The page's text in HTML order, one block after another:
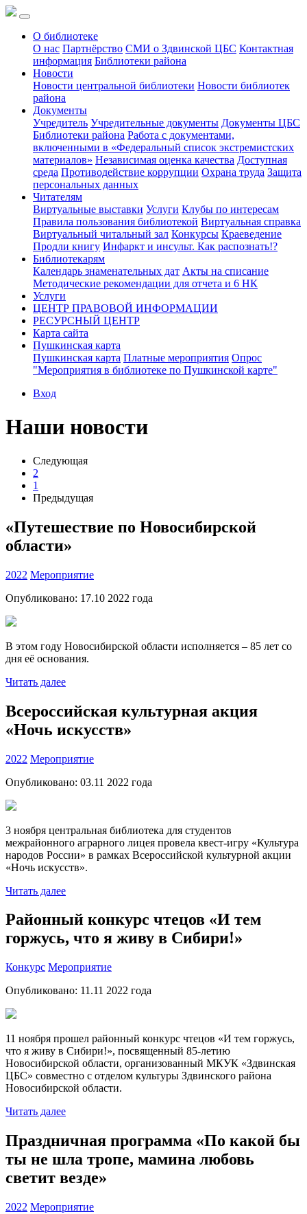
О библиотеке
О нас Партнёрство СМИ о Здвинской ЦБС Контактная
информация Библиотеки района
Новости
Новости центральной библиотеки Новости библиотек
района
Документы
Учредитель Учредительные документы Документы ЦБС
Библиотеки района Работа с документами,
включенными в «Федеральный список экстремистских
материалов» Независимая оценка качества Доступная
среда Противодействие коррупции Охрана труда Защита
персональных данных
Читателям
Виртуальные выставки Услуги Клубы по интересам
Правила пользования библиотекой Виртуальная справка
Виртуальный читальный зал Конкурсы Краеведение
Продли книгу Инфаркт и инсульт. Как распознать!?
Библиотекарям
Календарь знаменательных дат Акты на списание
Методические рекомендации для отчета и 6 НК
Услуги
ЦЕНТР ПРАВОВОЙ ИНФОРМАЦИИ
РЕСУРСНЫЙ ЦЕНТР
Карта сайта
Пушкинская карта
Пушкинская карта Платные мероприятия Опрос
"Мероприятия в библиотеке по Пушкинской карте"
Вход
Наши новости
Следующая
2
1
Предыдущая
«Путешествие по Новосибирской
области»
2022 Мероприятие
Опубликовано: 17.10 2022 года
В этом году Новосибирской области исполняется – 85 лет со
дня её основания.
Читать далее
Всероссийская культурная акция
«Ночь искусств»
2022 Мероприятие
Опубликовано: 03.11 2022 года
3 ноября центральная библиотека для студентов
межрайонного аграрного лицея провела квест-игру «Культура
народов России» в рамках Всероссийской культурной акции
«Ночь искусств».
Читать далее
Районный конкурс чтецов «И тем
горжусь, что я живу в Сибири!»
Конкурс Мероприятие
Опубликовано: 11.11 2022 года
11 ноября прошел районный конкурс чтецов «И тем горжусь,
что я живу в Сибири!», посвященный 85-летию
Новосибирской области, организованный МКУК «Здвинская
ЦБС» совместно с отделом культуры Здвинского района
Новосибирской области.
Читать далее
Праздничная программа «По какой бы
ты не шла тропе, мамина любовь
светит везде»
2022 Мероприятие